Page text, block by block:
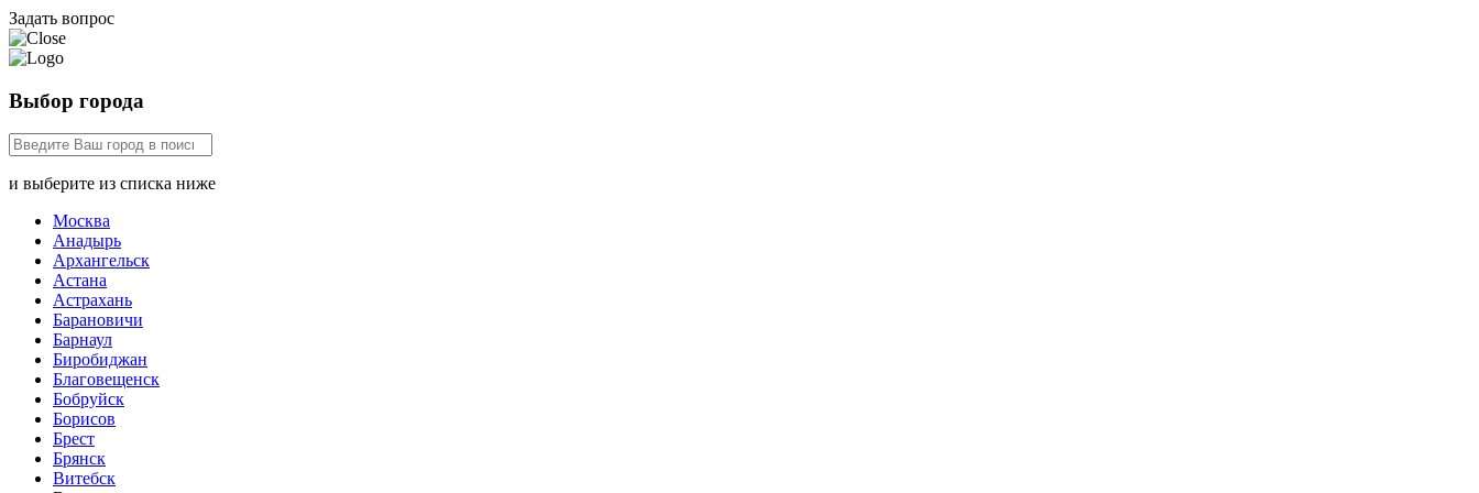
Задать вопрос
Выбор города
и выберите из списка ниже
Москва
Анадырь
Архангельск
Астана
Астрахань
Барановичи
Барнаул
Биробиджан
Благовещенск
Бобруйск
Борисов
Брест
Брянск
Витебск